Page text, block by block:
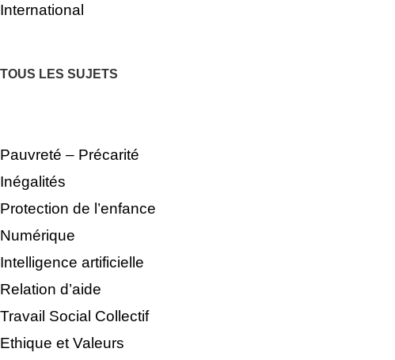
International
TOUS LES SUJETS
Pauvreté – Précarité
Inégalités
Protection de l’enfance
Numérique
Intelligence artificielle
Relation d’aide
Travail Social Collectif
Ethique et Valeurs